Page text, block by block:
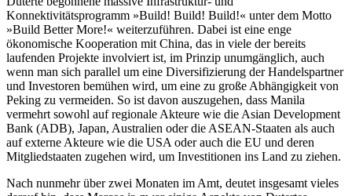
Konnektivitätsprogramm »Build! Build! Build!« unter dem Motto
»Build Better More!« weiterzuführen. Dabei ist eine enge
ökonomische Kooperation mit China, das in viele der bereits
laufenden Projekte involviert ist, im Prinzip unum­gänglich, auch
wenn man sich parallel um eine Diversifizierung der Handelspartner
und Investoren bemühen wird, um eine zu große Abhängigkeit von
Peking zu vermei­den. So ist davon auszugehen, dass Manila
vermehrt sowohl auf regionale Akteure wie die Asian Development
Bank (ADB), Japan, Australien oder die ASEAN-Staaten als auch
auf externe Akteure wie die USA oder auch die EU und deren
Mitgliedstaaten zugehen wird, um Investitionen ins Land zu ziehen.
Nach nunmehr über zwei Monaten im Amt, deutet insgesamt vieles